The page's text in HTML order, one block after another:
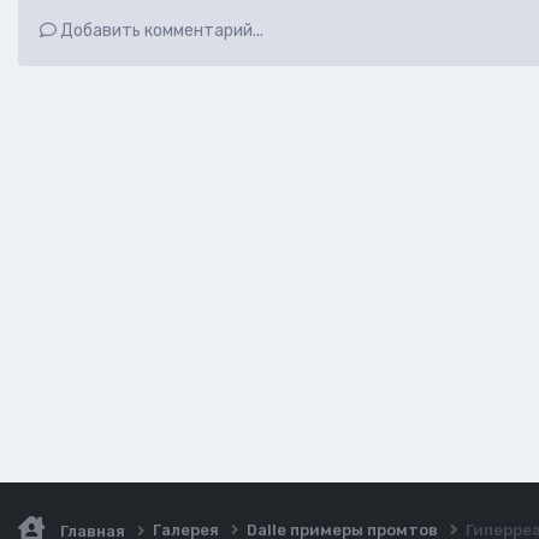
Добавить комментарий...
Главная Галерея Dalle примеры промтов